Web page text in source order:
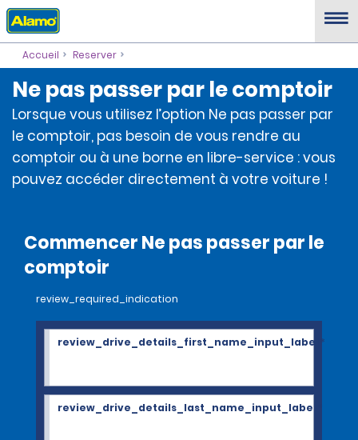
Accueil Reserver
Ne pas passer par le comptoir
Lorsque vous utilisez l’option Ne pas passer par
le comptoir, pas besoin de vous rendre au
comptoir ou à une borne en libre-service : vous
pouvez accéder directement à votre voiture !
Commencer Ne pas passer par le
comptoir
review_required_indication
review_drive_details_first_name_input_label *
review_drive_details_last_name_input_label